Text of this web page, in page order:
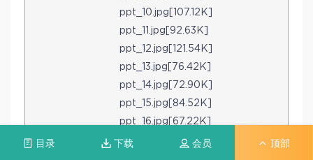
ppt_10.jpg[107.12K]
ppt_11.jpg[92.63K]
ppt_12.jpg[121.54K]
ppt_13.jpg[76.42K]
ppt_14.jpg[72.90K]
ppt_15.jpg[84.52K]
ppt_16.jpg[67.22K]
ppt_17.jpg[85.39K]
目录 下载 会员 顶部